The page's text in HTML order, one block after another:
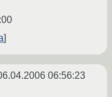
06:56:23